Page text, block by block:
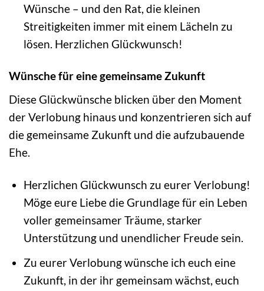
Wünsche – und den Rat, die kleinen
Streitigkeiten immer mit einem Lächeln zu
lösen. Herzlichen Glückwunsch!
Wünsche für eine gemeinsame Zukunft
Diese Glückwünsche blicken über den Moment
der Verlobung hinaus und konzentrieren sich auf
die gemeinsame Zukunft und die aufzubauende
Ehe.
Herzlichen Glückwunsch zu eurer Verlobung!
Möge eure Liebe die Grundlage für ein Leben
voller gemeinsamer Träume, starker
Unterstützung und unendlicher Freude sein.
Zu eurer Verlobung wünsche ich euch eine
Zukunft, in der ihr gemeinsam wächst, euch